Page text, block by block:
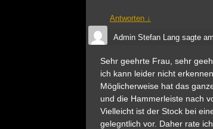
Antworten ↓
Admin Stefan Lang sagte am
Sehr geehrte Frau, sehr
ich kann leider nicht
Möglicherweise hat das
und die Hammerleiste nach
Vielleicht ist der Stock bei
gelegntlich vor. Daher rate